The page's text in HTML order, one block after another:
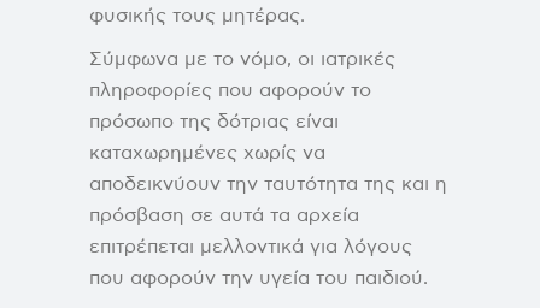
φυσικής τους μητέρας.
Σύμφωνα με το νόμο, οι ιατρικές
πληροφορίες που αφορούν το
πρόσωπο της δότριας είναι
καταχωρημένες χωρίς να
αποδεικνύουν την ταυτότητα της και η
πρόσβαση σε αυτά τα αρχεία
επιτρέπεται μελλοντικά για λόγους
που αφορούν την υγεία του παιδιού.